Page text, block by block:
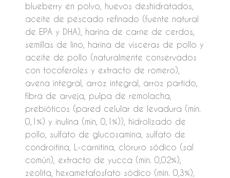
blueberry en polvo, huevos deshidratados,
aceite de pescado refinado (fuente natural
de EPA y DHA), harina de carne de cerdos,
semillas de lino, harina de vísceras de pollo y
aceite de pollo (naturalmente conservados
con tocoferoles y extracto de romero),
avena integral, arroz integral, arroz partido,
fibra de arveja, pulpa de remolacha,
prebióticos (pared celular de levadura (mín.
0,1%) y inulina (mín, 0,1%)), hidrolizado de
pollo, sulfato de glucosamina, sulfato de
condroitina, L-carnitina, cloruro sódico (sal
común), extracto de yucca (mín. 0,02%),
zeolita, hexametafosfato sódico (min. 0,3%),